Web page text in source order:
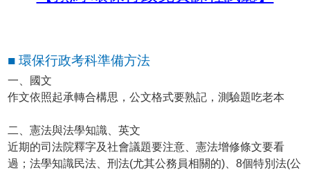
■ 環保行政考科準備方法
一、國文
作文依照起承轉合構思，公文格式要熟記，測驗題吃老本
二、憲法與法學知識、英文
近期的司法院釋字及社會議題要注意、憲法增修條文要看
過；法學知識民法、刑法(尤其公務員相關的)、8個特別法(公